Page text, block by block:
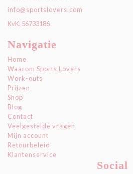
info@sportslovers.com
KvK: 56733186
Navigatie
Home
Waarom Sports Lovers
Work-outs
Prijzen
Shop
Blog
Contact
Veelgestelde vragen
Mijn account
Retourbeleid
Klantenservice
Social